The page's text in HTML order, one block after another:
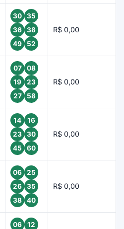
30
35
36
38
49
52
R$ 0,00
07
08
19
23
27
58
R$ 0,00
14
16
23
30
45
60
R$ 0,00
06
25
26
35
38
40
R$ 0,00
06
12